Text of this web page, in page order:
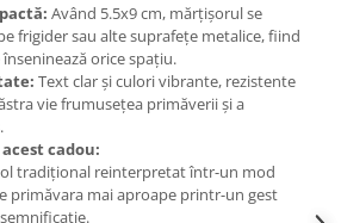
Având 5.5x9 cm, mărțișorul se
frigider sau alte suprafețe metalice, fiind
orice spațiu.
Text clar și culori vibrante, rezistente
vie frumusețea primăverii și a
cadou:
tradițional reinterpretat într-un mod
primăvara mai aproape printr-un gest